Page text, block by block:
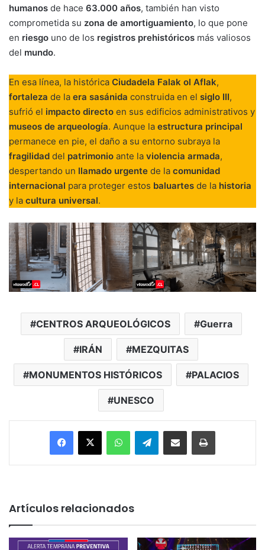
humanos de hace 63.000 años, también han visto
comprometida su zona de amortiguamiento, lo que pone
en riesgo uno de los registros prehistóricos más valiosos
del mundo.
En esa línea, la histórica Ciudadela Falak ol Aflak,
fortaleza de la era sasánida construida en el siglo III,
sufrió el impacto directo en sus edificios administrativos y
museos de arqueología. Aunque la estructura principal
permanece en pie, el daño a su entorno subraya la
fragilidad del patrimonio ante la violencia armada,
despertando un llamado urgente de la comunidad
internacional para proteger estos baluartes de la historia
y la cultura universal.
CENTROS ARQUEOLÓGICOS Guerra
IRÁN MEZQUITAS
MONUMENTOS HISTÓRICOS PALACIOS
UNESCO
Facebook
X WhatsAppTelegramEnviar vía email Imprimir
Artículos relacionados